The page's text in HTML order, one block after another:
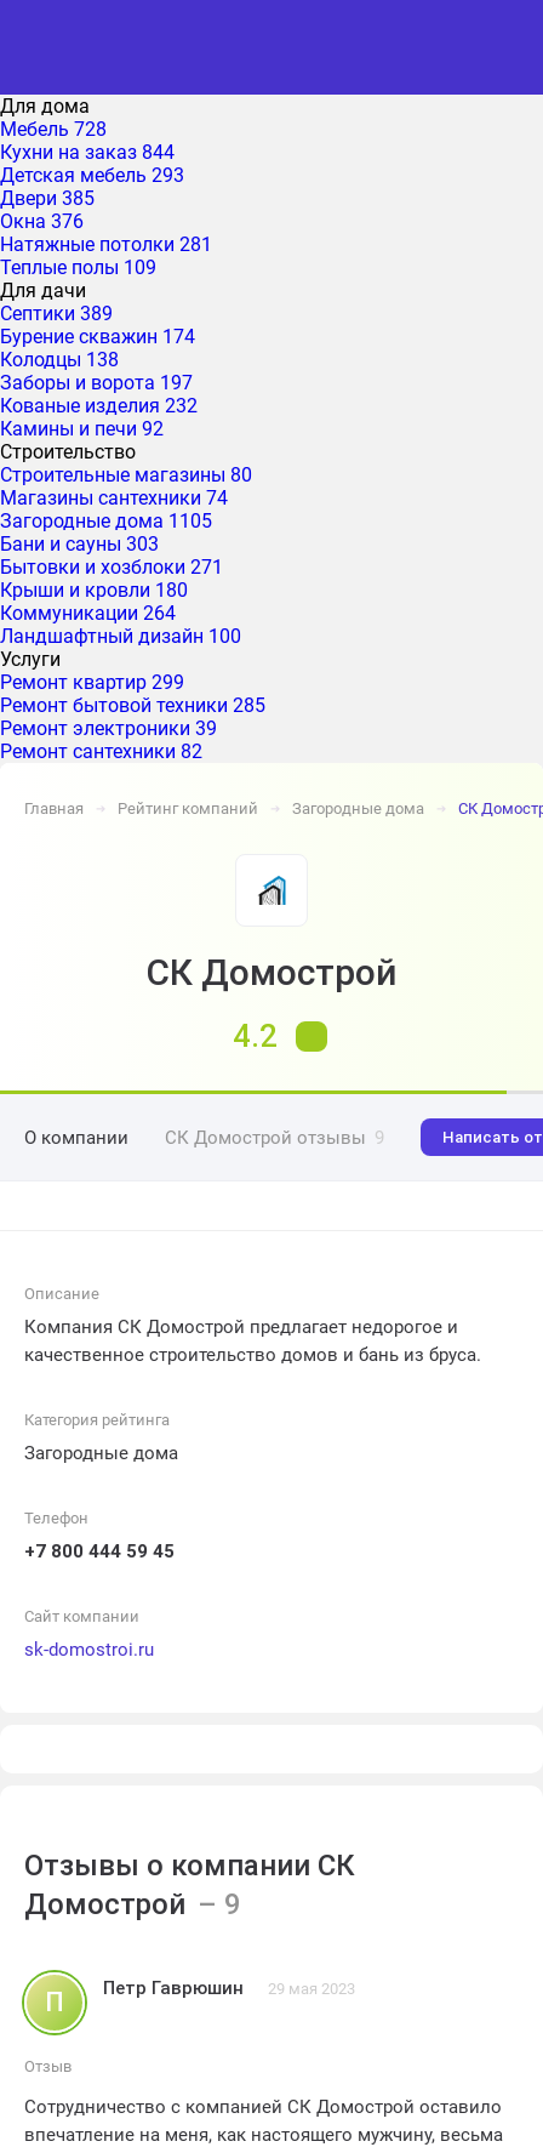
Для дома
Мебель 728
Кухни на заказ 844
Детская мебель 293
Двери 385
Окна 376
Натяжные потолки 281
Теплые полы 109
Для дачи
Септики 389
Бурение скважин 174
Колодцы 138
Заборы и ворота 197
Кованые изделия 232
Камины и печи 92
Строительство
Строительные магазины 80
Магазины сантехники 74
Загородные дома 1105
Бани и сауны 303
Бытовки и хозблоки 271
Крыши и кровли 180
Коммуникации 264
Ландшафтный дизайн 100
Услуги
Ремонт квартир 299
Ремонт бытовой техники 285
Ремонт электроники 39
Ремонт сантехники 82
Главная ➔ Рейтинг компаний ➔ Загородные дома ➔ СК
СК Домострой
4.2
О компании СК Домострой отзывы 9 Написать
Описание
Компания СК Домострой предлагает недорогое и
качественное строительство домов и бань из бруса.
Категория рейтинга
Загородные дома
Телефон
+7 800 444 59 45
Сайт компании
sk-domostroi.ru
Отзывы о компании СК
Домострой
П Петр Гаврюшин 29 мая 2023
Отзыв
Сотрудничество с компанией СК Домострой оставило
впечатление на меня, как настоящего мужчину, весьма